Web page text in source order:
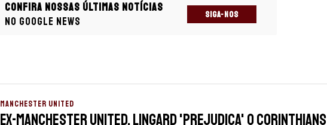
Confira nossas últimas notícias
no Google News
SIGA-NOS
MANCHESTER UNITED
Ex-Manchester United, Lingard 'prejudica' o Corinthians